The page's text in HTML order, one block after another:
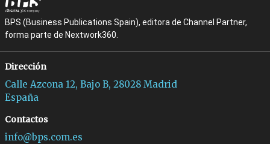
BPS (Business Publications Spain), editora de Channel Partner,
forma parte de Nextwork360.
Dirección
Calle Azcona 12, Bajo B, 28028 Madrid
España
Contactos
info@bps.com.es